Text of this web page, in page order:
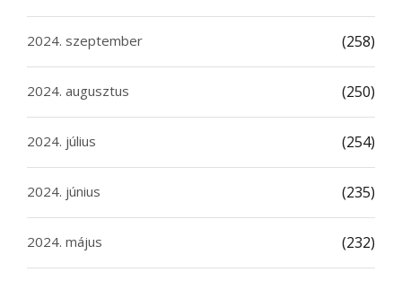
2024. szeptember (258)
2024. augusztus (250)
2024. július (254)
2024. június (235)
2024. május (232)